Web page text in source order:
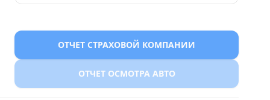
ОТЧЕТ СТРАХОВОЙ КОМПАНИИ
ОТЧЕТ ОСМОТРА АВТО